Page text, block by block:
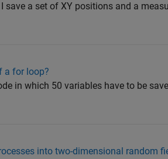
save a set of XY positions and a
a for loop?
in which 50 variables have to be
into two-dimensional random